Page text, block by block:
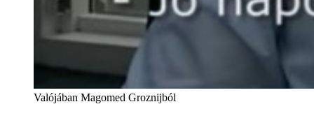
Valójában Magomed Groznijból